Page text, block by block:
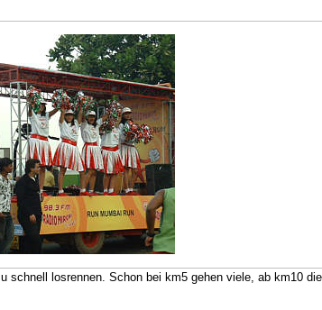
schnell losrennen. Schon bei km5 gehen viele, ab km10